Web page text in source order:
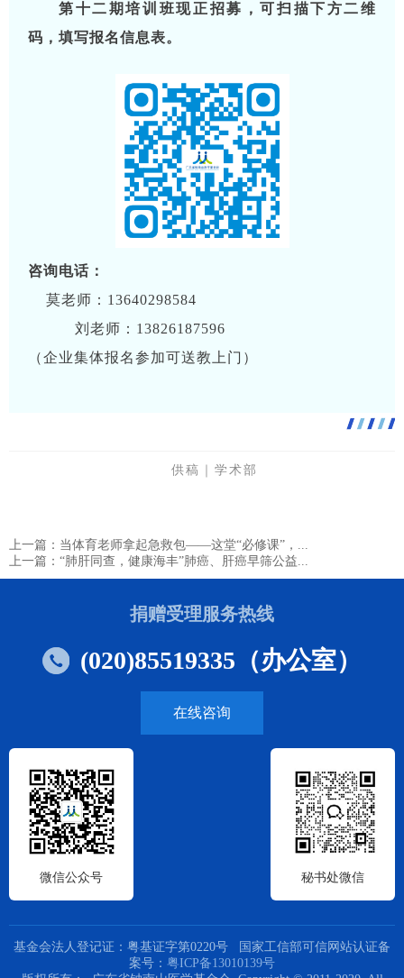
第十二期培训班现正招募，可扫描下方二维
码，填写报名信息表。
咨询电话：
莫老师：13640298584
刘老师：13826187596
（企业集体报名参加可送教上门）
供稿｜学术部
上一篇：当体育老师拿起急救包——这堂“必修课”，...
上一篇：“肺肝同查，健康海丰”肺癌、肝癌早筛公益...
捐赠受理服务热线
(020)85519335（办公室）
在线咨询
微信公众号 秘书处微信
基金会法人登记证：粤基证字第0220号 国家工信部可信网站认证备
案号： 粤ICP备13010139号